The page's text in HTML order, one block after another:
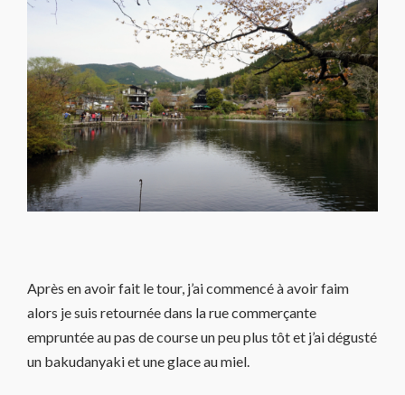
Après en avoir fait le tour, j’ai commencé à avoir faim
alors je suis retournée dans la rue commerçante
empruntée au pas de course un peu plus tôt et j’ai dégusté
un bakudanyaki et une glace au miel.